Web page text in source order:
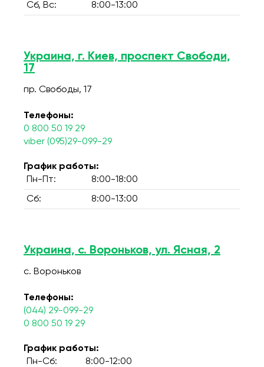
Сб, Вс: 8:00-13:00
Украина, г. Киев, проспект Свободи,
17
пр. Свободы, 17
Телефоны:
0 800 50 19 29
viber (095)29-099-29
График работы:
Пн-Пт:
8:00-18:00
Сб: 8:00-13:00
Украина, с. Вороньков, ул. Ясная, 2
с. Вороньков
Телефоны:
(044) 29-099-29
0 800 50 19 29
График работы:
Пн-Сб:
8:00-12:00